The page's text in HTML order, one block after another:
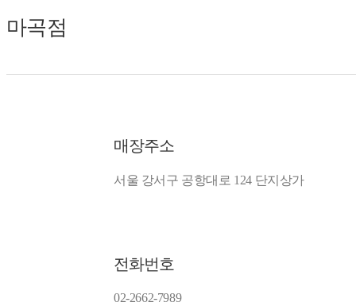
마곡점
매장주소
서울 강서구 공항대로 124 단지상가
전화번호
02-2662-7989